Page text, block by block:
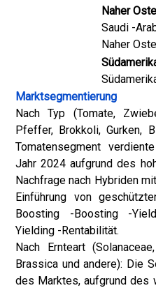
Naher
Saudi -
Naher
Marktsegmentierung
Nach Typ (Tomate,
Pfeffer, Brokkoli, Gurken,
Tomatensegment
Jahr 2024 aufgrund des
Nachfrage nach Hybriden
Einführung von
Boosting -Boosting -
Yielding -Rentabilität.
Nach Ernteart
Brassica und andere): Die
des Marktes, aufgrund des